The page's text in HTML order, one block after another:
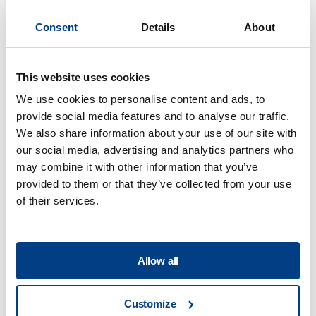
Consent Details About
This website uses cookies
We use cookies to personalise content and ads, to
provide social media features and to analyse our traffic.
We also share information about your use of our site with
our social media, advertising and analytics partners who
may combine it with other information that you’ve
provided to them or that they’ve collected from your use
of their services.
Allow all
Customize
para metal AM